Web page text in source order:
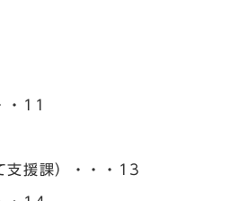
・11
支援課）・・・13